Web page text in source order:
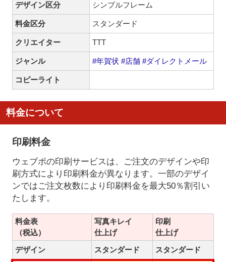
デザイン区分 シンプルフレーム
料金区分 スタンダード
クリエイター TTT
ジャンル #年賀状 #店舗 #ダイレクトメール
コピーライト
料金について
印刷料金
ウェブポの印刷サービスは、ご注文のデザインや印
刷方式により印刷料金が異なります。一部のデザイ
ンではご注文枚数により印刷料金を最大50％割引い
たします。
料金表
（税込）
写真キレイ
仕上げ
印刷
仕上げ
デザイン
スタンダード スタンダード